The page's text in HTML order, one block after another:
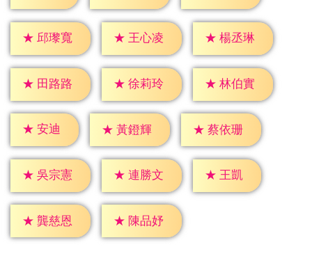
★ 邱瓈寬 ★ 王心凌 ★ 楊丞琳
★ 田路路 ★ 徐莉玲 ★ 林伯實
★ 安迪 ★ 黃鐙輝 ★ 蔡依珊
★ 吳宗憲 ★ 連勝文 ★ 王凱
★ 龔慈恩 ★ 陳品妤